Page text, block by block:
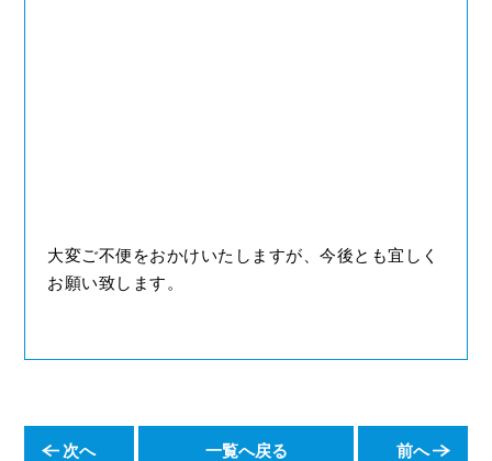
大変ご不便をおかけいたしますが、今後とも宜しく
お願い致します。
次へ 一覧へ戻る 前へ